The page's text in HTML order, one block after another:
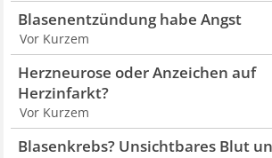
Blasenentzündung habe Angst
Vor Kurzem
Herzneurose oder Anzeichen auf
Herzinfarkt?
Vor Kurzem
Blasenkrebs? Unsichtbares Blut